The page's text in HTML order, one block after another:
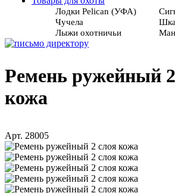
Лодки Pelican (УФА)
Чучела
Лыжи охотничьи
Ремень ружейный
кожа
Арт. 28005